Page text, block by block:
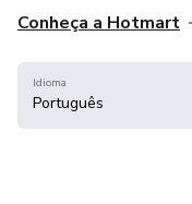
Conheça a Hotmart
Idioma
Português